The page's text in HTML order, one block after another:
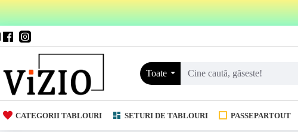
Toate
CATEGORII TABLOURI SETURI DE TABLOURI PASSEPARTOUT